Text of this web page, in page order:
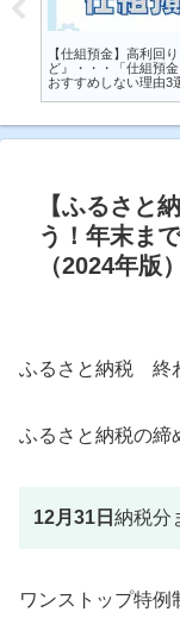
【仕組預金】高利回
ど』・・・「仕組預
おすすめしない理由3
【ふるさと
う！年末ま
（2024年版）
ふるさと納税 終
ふるさと納税の締
12月31日 納税分
ワンストップ特例